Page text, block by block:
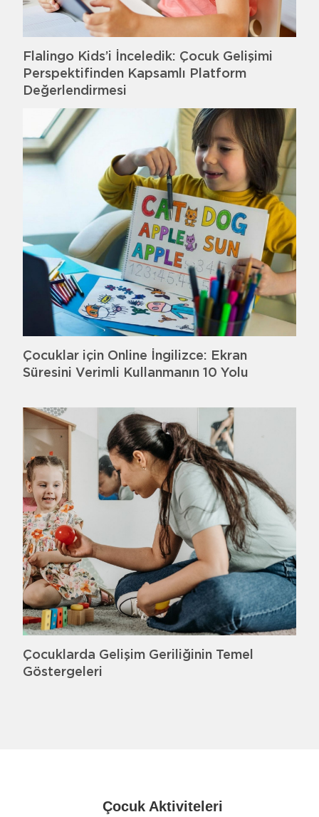
Flalingo Kids’i İnceledik: Çocuk Gelişimi
Perspektifinden Kapsamlı Platform
Değerlendirmesi
Çocuklar için Online İngilizce: Ekran
Süresini Verimli Kullanmanın 10 Yolu
Çocuklarda Gelişim Geriliğinin Temel
Göstergeleri
Çocuk Aktiviteleri